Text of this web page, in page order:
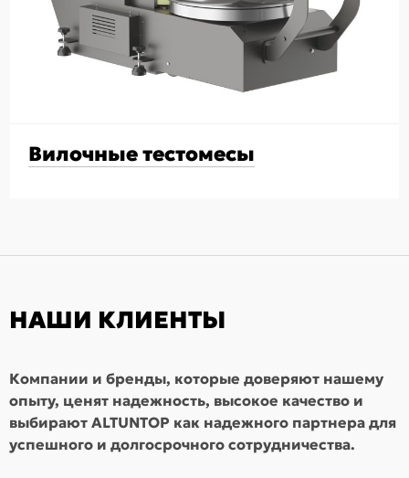
Вилочные тестомесы
НАШИ КЛИЕНТЫ
Компании и бренды, которые доверяют нашему
опыту, ценят надежность, высокое качество и
выбирают ALTUNTOP как надежного партнера для
успешного и долгосрочного сотрудничества.